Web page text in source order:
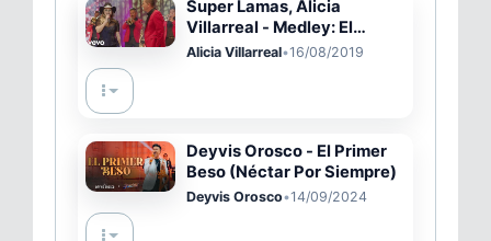
Super Lamas, Alicia
Villarreal - Medley: El
Boleto/Esta Vez
Alicia Villarreal•16/08/2019
Deyvis Orosco - El Primer
Beso (Néctar Por Siempre)
Deyvis Orosco•14/09/2024